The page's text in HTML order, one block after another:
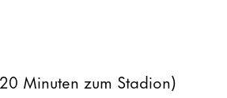
Minuten zum Stadion)